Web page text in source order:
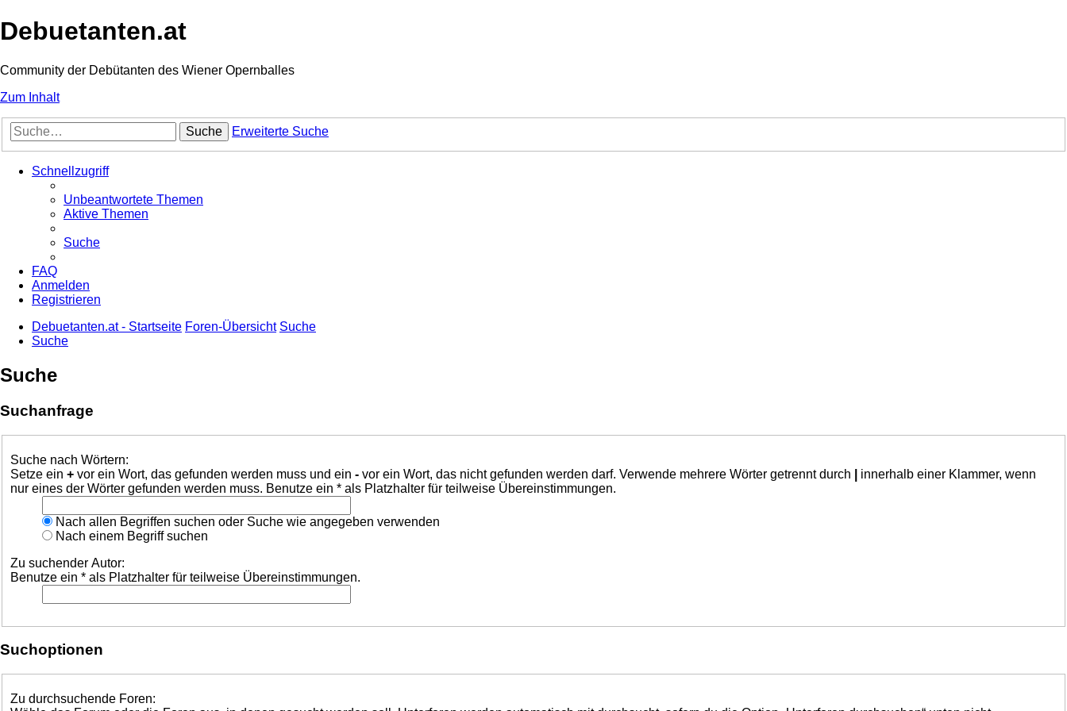
Debuetanten.at
Community der Debütanten des Wiener Opernballes
Zum Inhalt
Suche Erweiterte Suche
Schnellzugriff
Unbeantwortete Themen
Aktive Themen
Suche
FAQ
Anmelden
Registrieren
Debuetanten.at - Startseite Foren-Übersicht Suche
Suche
Suche
Suchanfrage
Suche nach Wörtern:
Setze ein + vor ein Wort, das gefunden werden muss und ein - vor ein Wort, das nicht gefunden werden darf. Verwende mehrere Wörter getrennt durch
innerhalb einer Klammer, wenn
nur eines der Wörter gefunden werden muss. Benutze ein * als Platzhalter für teilweise Übereinstimmungen.
Nach allen Begriffen suchen oder Suche wie angegeben verwenden
Nach einem Begriff suchen
Zu suchender Autor:
Benutze ein * als Platzhalter für teilweise Übereinstimmungen.
Suchoptionen
Zu durchsuchende Foren: